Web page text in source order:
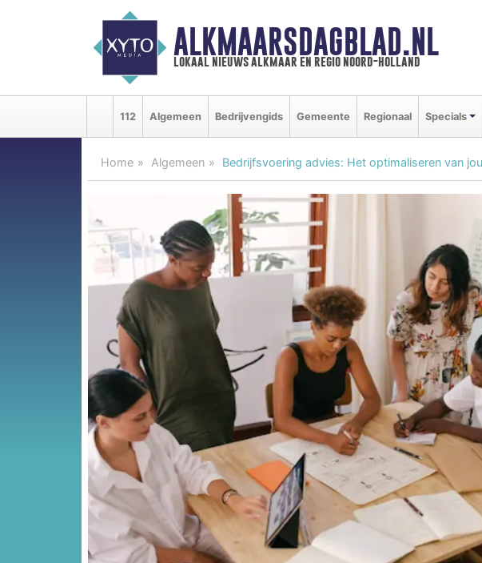
ALKMAARSDAGBLAD.NL
lokaal nieuws alkmaar en regio noord-holland
112 Algemeen Bedrijvengids Gemeente Regionaal Specials
Home Algemeen Bedrijfsvoering advies: Het optimaliseren van